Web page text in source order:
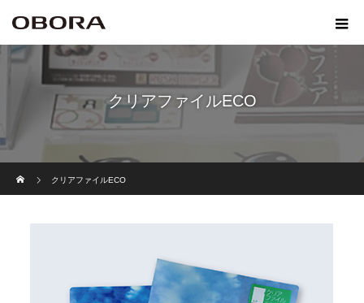
クリアファイルECO
クリアファイルECO